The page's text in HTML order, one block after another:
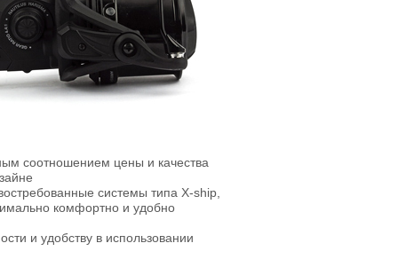
соотношением цены и качества
системы типа X-ship,
комфортно и удобно
и удобству в использовании